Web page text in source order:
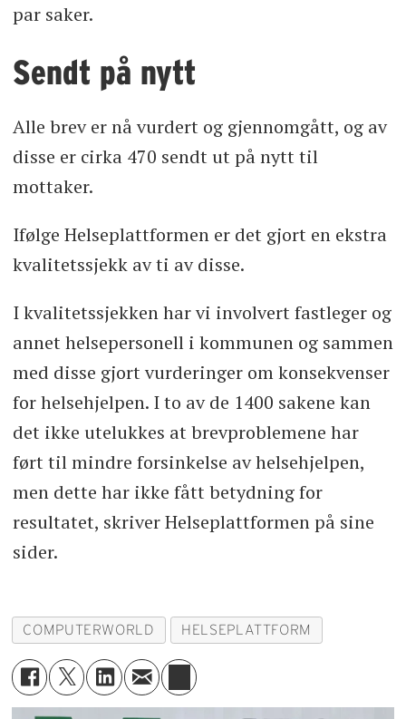
par saker.
Sendt på nytt
Alle brev er nå vurdert og gjennomgått, og av
disse er cirka 470 sendt ut på nytt til
mottaker.
Ifølge Helseplattformen er det gjort en ekstra
kvalitetssjekk av ti av disse.
I kvalitetssjekken har vi involvert fastleger og
annet helsepersonell i kommunen og sammen
med disse gjort vurderinger om konsekvenser
for helsehjelpen. I to av de 1400 sakene kan
det ikke utelukkes at brevproblemene har
ført til mindre forsinkelse av helsehjelpen,
men dette har ikke fått betydning for
resultatet, skriver Helseplattformen på sine
sider.
COMPUTERWORLD HELSEPLATTFORM